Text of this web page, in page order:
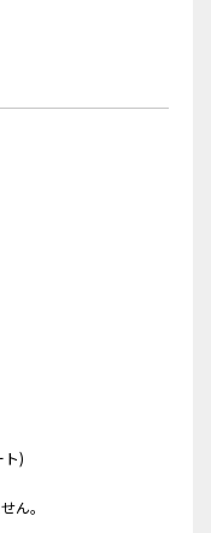
ト)
ん。